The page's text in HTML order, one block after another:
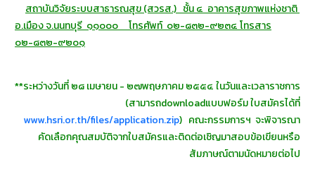
สถาบันวิจัยระบบสาธารณสุข (สวรส.) ชั้น ๔ อาคารสุขภาพแห่งชาติ
อ.เมือง จ.นนทบุรี ๑๑๐๐๐ โทรศัพท์ ๐๒-๘๓๒-๙๒๓๔ โทรสาร
๐๒-๘๓๒-๙๒๐๑
**ระหว่างวันที่ ๒๘ เมษายน - ๒๗พฤษภาคม ๒๕๕๔ ในวันและเวลาราชการ
(สามารถdownloadแบบฟอร์ม ใบสมัครได้ที่
www.hsri.or.th/files/application.zip) คณะกรรมการฯ จะพิจารณา
คัดเลือกคุณสมบัติจากใบสมัครและติดต่อเชิญมาสอบข้อเขียนหรือ
สัมภาษณ์ตามนัดหมายต่อไป